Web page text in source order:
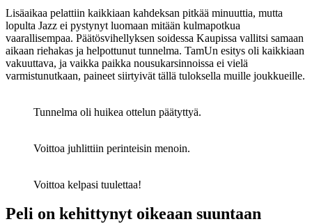
Lisäaikaa pelattiin kaikkiaan kahdeksan pitkää minuuttia, mutta
lopulta Jazz ei pystynyt luomaan mitään kulmapotkua
vaarallisempaa. Päätösvihellyksen soidessa Kaupissa vallitsi samaan
aikaan riehakas ja helpottunut tunnelma. TamUn esitys oli kaikkiaan
vakuuttava, ja vaikka paikka nousukarsinnoissa ei vielä
varmistunutkaan, paineet siirtyivät tällä tuloksella muille joukkueille.
Tunnelma oli huikea ottelun päätyttyä.
Voittoa juhlittiin perinteisin menoin.
Voittoa kelpasi tuulettaa!
Peli on kehittynyt oikeaan suuntaan